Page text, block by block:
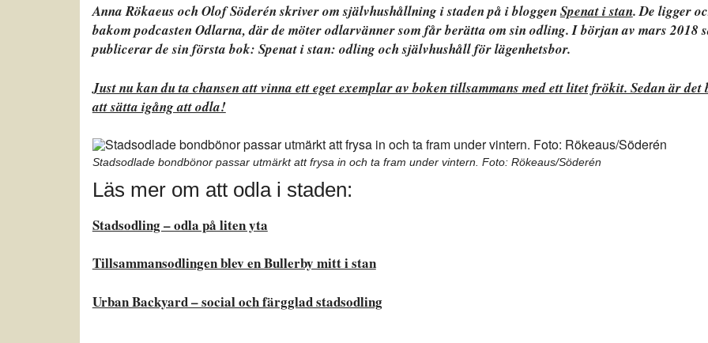
Anna Rökaeus och Olof Söderén skriver om självhushållning i staden på i bloggenSpenat i stan. De ligger
bakom podcasten Odlarna, där de möter odlarvänner som får berätta om sin odling. I början av mars 2018
publicerar de sin första bok: Spenat i stan: odling och självhushåll för lägenhetsbor.
Just nu kan du ta chansen att vinna ett eget exemplar av boken tillsammans med ett litet frökit. Sedan är det
att sätta igång att odla!
Stadsodlade bondbönor passar utmärkt att frysa in och ta fram under vintern. Foto: Rökeaus/Söderén
Läs mer om att odla i staden:
Stadsodling – odla på liten yta
Tillsammansodlingen blev en Bullerby mitt i stan
Urban Backyard – social och färgglad stadsodling